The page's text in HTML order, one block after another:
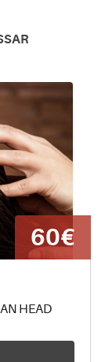
60€
HEAD